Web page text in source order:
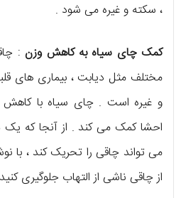
، سکته و غیره می شود .
کمک چای سیاه به کاهش وزن :
مختلف مثل دیابت ، بیماری های
و غیره است . چای سیاه با کاهش
احشا کمک می کند . از آنجا که یک
می تواند چاقی را تحریک کند ، با
از چاقی ناشی از التهاب جلوگیری